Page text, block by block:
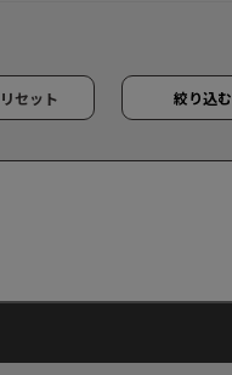
セット 絞り込む